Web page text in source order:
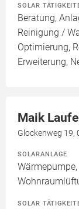
SOLAR
Beratung,
Reinigung /
Optimierung,
Erweiterung,
Maik
Glockenweg 19,
SOLARANLAGE
SOLAR